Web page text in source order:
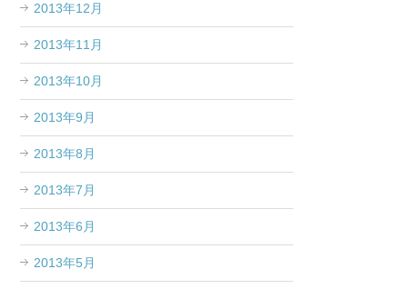
2013年12月
2013年11月
2013年10月
2013年9月
2013年8月
2013年7月
2013年6月
2013年5月